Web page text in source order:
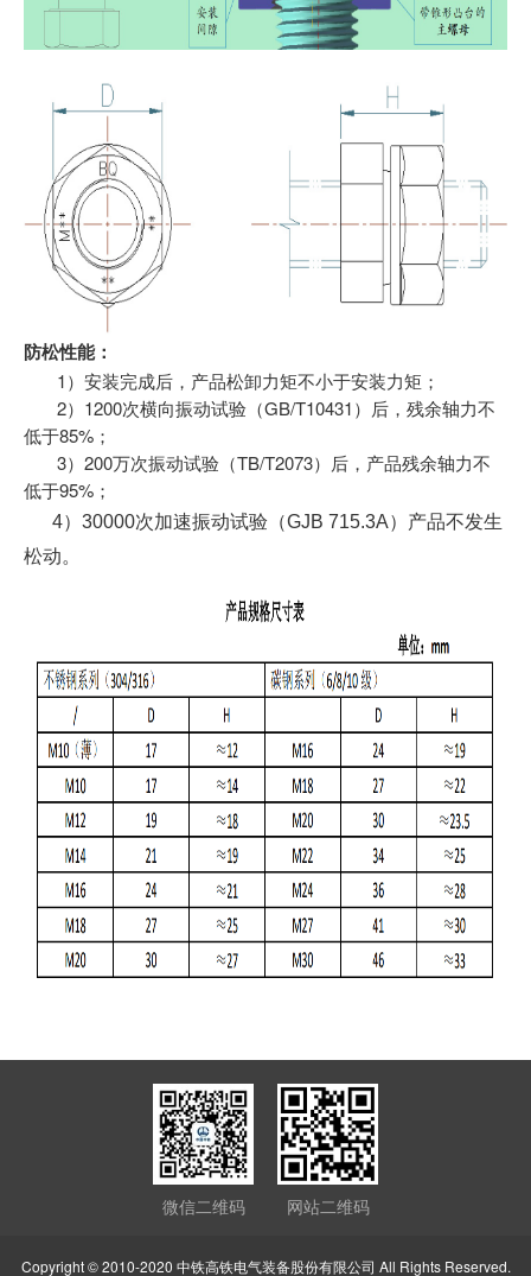
防松性能：
1 ）安装完成后，产品松卸力矩不小于安装力矩；
2） 1200次横向振动试验（GB/T10431 ）后，残余轴力不
低于85% ；
3） 200万次振动试验（TB/T2073）后，产品残余轴力不
低于95% ；
4） 30000次加速振动试验（GJB 715.3A）产品不发生
松动。
微信二维码 网站二维码
Copyright © 2010-2020 中铁高铁电气装备股份有限公司 All Rights Reserved.